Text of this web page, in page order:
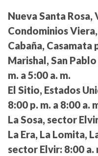
Nueva Santa Rosa,
Condominios
Cabaña, Casamata
Marishal, San
m. a 5:00 a. m.
El Sitio, Estados
8:00 p. m. a 8:00 a.
La Sosa, sector
La Era, La Lomita,
sector Elvir: 8:00 a.